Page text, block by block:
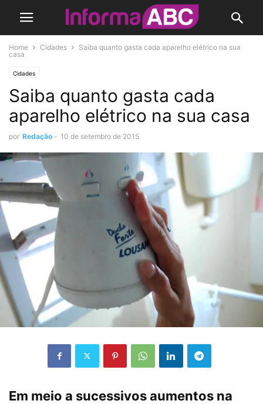
Home Cidades
Saiba quanto gasta cada aparelho elétrico na sua
casa
Cidades
Saiba quanto gasta cada
aparelho elétrico na sua casa
por Redação - 10 de setembro de 2015
Em meio a sucessivos aumentos na